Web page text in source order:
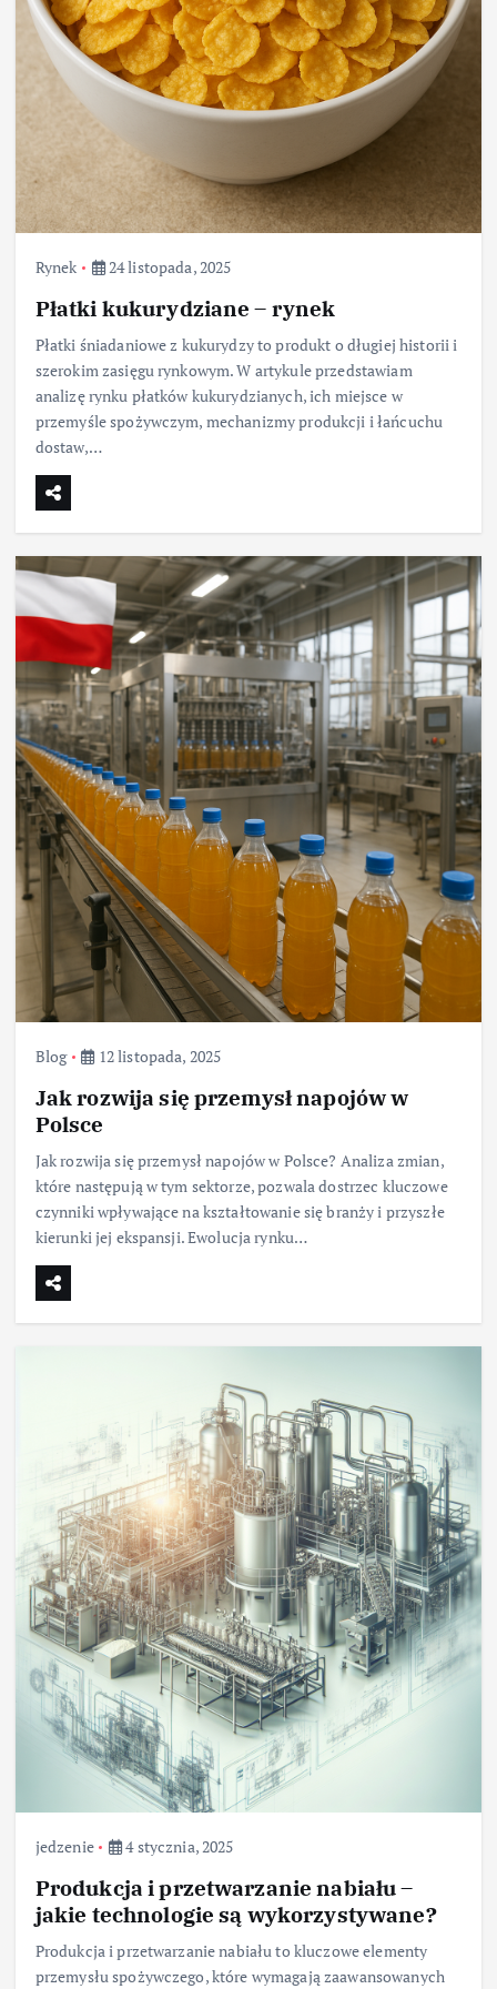
Rynek 24 listopada, 2025
Płatki kukurydziane – rynek
Płatki śniadaniowe z kukurydzy to produkt o długiej historii i
szerokim zasięgu rynkowym. W artykule przedstawiam
analizę rynku płatków kukurydzianych, ich miejsce w
przemyśle spożywczym, mechanizmy produkcji i łańcuchu
dostaw,…
Blog 12 listopada, 2025
Jak rozwija się przemysł napojów w
Polsce
Jak rozwija się przemysł napojów w Polsce? Analiza zmian,
które następują w tym sektorze, pozwala dostrzec kluczowe
czynniki wpływające na kształtowanie się branży i przyszłe
kierunki jej ekspansji. Ewolucja rynku…
jedzenie 4 stycznia, 2025
Produkcja i przetwarzanie nabiału –
jakie technologie są wykorzystywane?
Produkcja i przetwarzanie nabiału to kluczowe elementy
przemysłu spożywczego, które wymagają zaawansowanych